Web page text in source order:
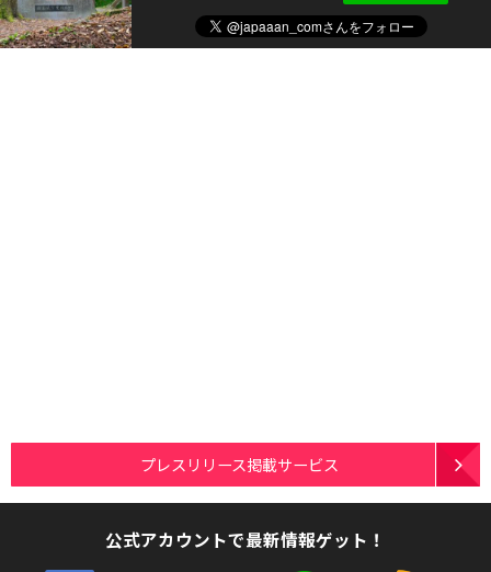
プレスリリース掲載サービス
公式アカウントで最新情報ゲット！